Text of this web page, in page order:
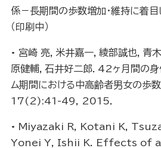
係－長期間の歩数増加・維持に着目
（印刷中）
• 宮崎 亮，米井嘉一，綾部誠也，青
原健輔，石井好二郎． 42ヶ月間の
ム期間における中高齢者男女の歩数
17(2):41-49, 2015
• Miyazaki R, Kotani K,
Yonei Y, Ishii K. Effects of